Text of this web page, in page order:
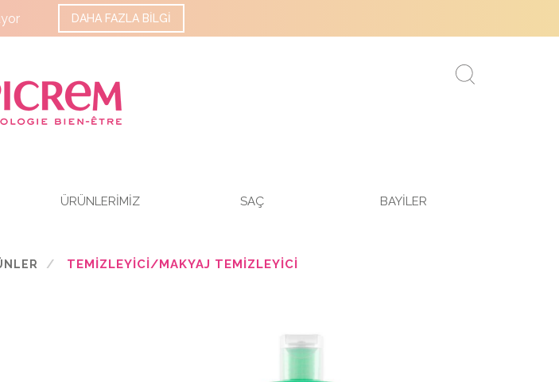
DAHA FAZLA BİLGİ
ÜRÜNLERİMİZ SAÇ BAYİLER
TEMIZLEYICI/MAKYAJ TEMIZLEYICI